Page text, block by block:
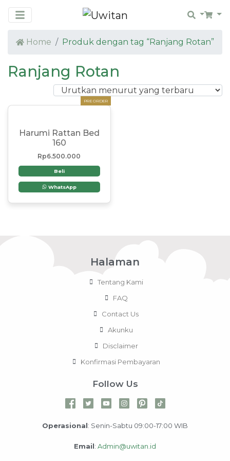
Search
Home Produk dengan tag “Ranjang Rotan”
Ranjang Rotan
PRE ORDER
Harumi Rattan Bed
160
Rp6.500.000
Beli
WhatsApp
Halaman
Tentang Kami
FAQ
Contact Us
Akunku
Disclaimer
Konfirmasi Pembayaran
Follow Us
Operasional: Senin-Sabtu 09:00-17:00 WIB
Email: Admin@uwitan.id